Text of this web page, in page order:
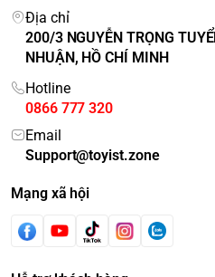
Địa chỉ
200/3 NGUYỄN TRỌNG
NHUẬN, HỒ CHÍ MINH
Hotline
0866 777 320
Email
Support@toyist.zone
Mạng xã hội